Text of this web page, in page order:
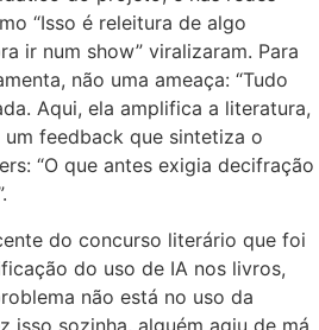
“Isso é releitura de algo
ir num show” viralizaram. Para
não uma ameaça: “Tudo
Aqui, ela amplifica a literatura,
um feedback que sintetiza o
“O que antes exigia decifração
do concurso literário que foi
do uso de IA nos livros,
não está no uso da
isso sozinha, alguém agiu de má